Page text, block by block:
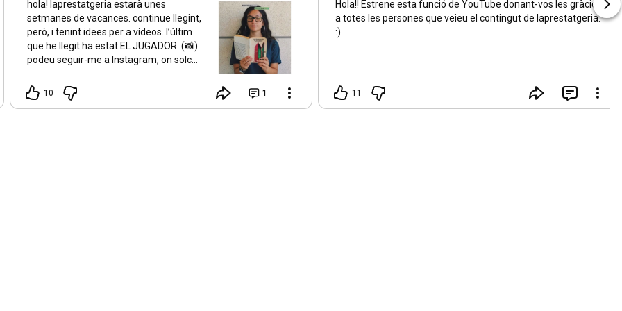
hola! laprestatgeria estarà unes
setmanes de vacances. continue llegint,
però, i tenint idees per a vídeos. l’últim
que he llegit ha estat EL JUGADOR. (📸)
podeu seguir-me a Instagram, on solc
lectures i literatura :) ➡️ @laprestatgeria
⬅️ bon estiu i cuideu-vos! 🌞🌿🌸
10 1
Hola!! Estrene esta funció de YouTube donant-vos les gràcies
a totes les persones que veieu el contingut de laprestatgeria.
:)
11